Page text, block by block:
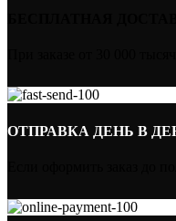
ОТПРАВКА ДЕНЬ В